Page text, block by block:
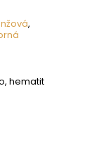
,
hematit